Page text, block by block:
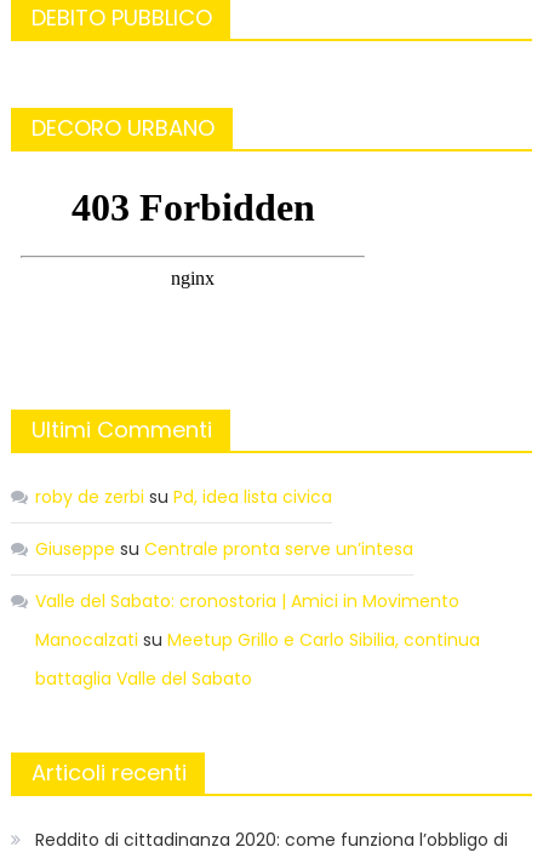
DEBITO PUBBLICO
DECORO URBANO
Ultimi Commenti
roby de zerbi su Pd, idea lista civica
Giuseppe su Centrale pronta serve un’intesa
Valle del Sabato: cronostoria | Amici in Movimento
Manocalzati su Meetup Grillo e Carlo Sibilia, continua
battaglia Valle del Sabato
Articoli recenti
Reddito di cittadinanza 2020: come funziona l’obbligo di